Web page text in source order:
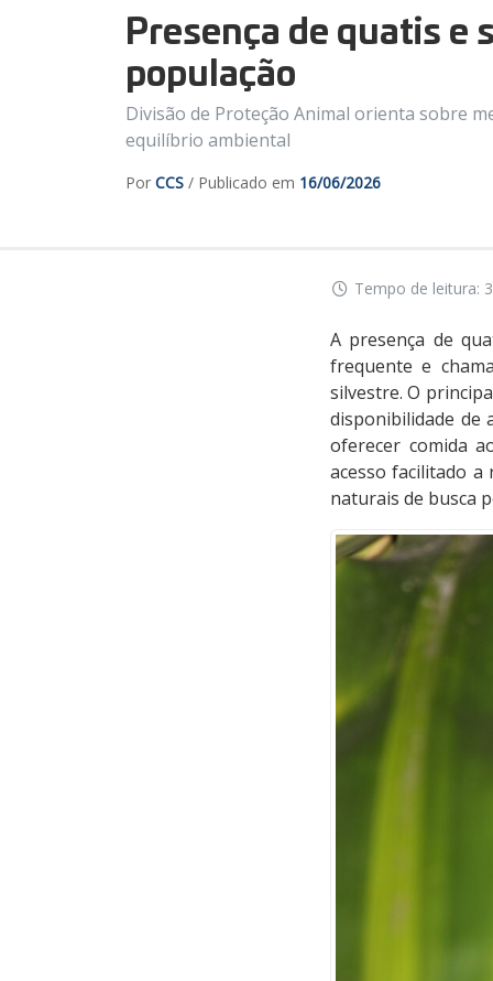
Presença de quatis e
população
Divisão de Proteção Animal orienta sobre
equilíbrio ambiental
Por CCS / Publicado em 16/06/2026
Tempo de leitura:
A presença de
frequente e
silvestre. O
disponibilidade de
oferecer comida
acesso facilitado a
naturais de busca